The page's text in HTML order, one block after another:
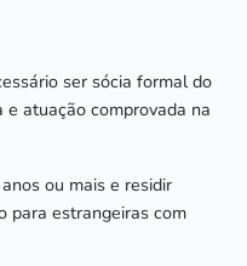
ser sócia formal do
e atuação comprovada na
ou mais e residir
para estrangeiras com